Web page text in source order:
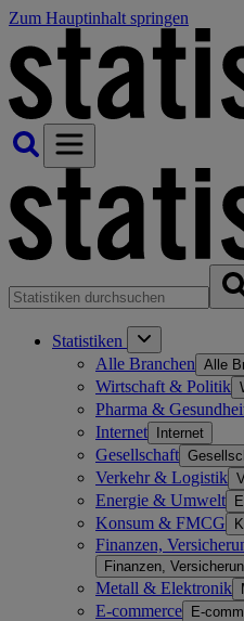
Zum Hauptinhalt springen
Statistiken
Alle Branchen Alle
Wirtschaft & Politik
Pharma &
Internet Internet
Gesellschaft
Verkehr & Logistik
Energie & Umwelt
Konsum & FMCG
Finanzen,
Finanzen,
Metall & Elektronik
E-commerce E-